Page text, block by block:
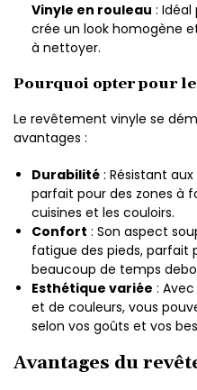
Vinyle en rouleau : Idéal
crée un look homogène
à nettoyer.
Pourquoi opter pour
Le revêtement vinyle se
avantages :
Durabilité : Résistant
parfait pour des zones à
cuisines et les couloirs.
Confort : Son aspect
fatigue des pieds, parfait
beaucoup de temps
Esthétique variée :
et de couleurs, vous
selon vos goûts et vos
Avantages du